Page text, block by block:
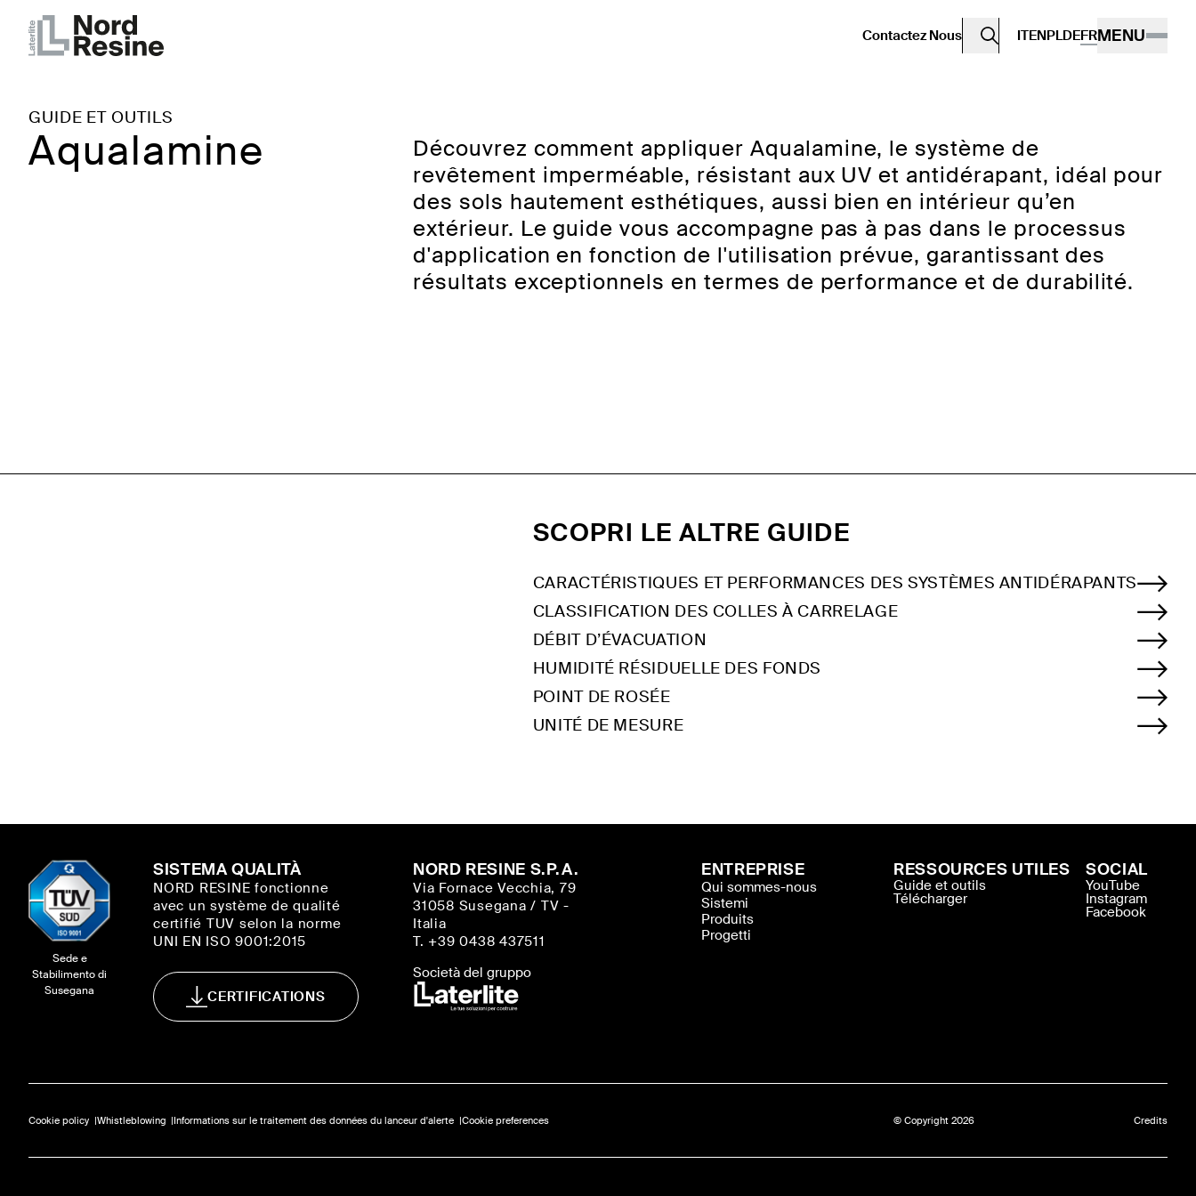
Contactez Nous ITENPLDEFRMENU
GUIDE ET OUTILS
Aqualamine
Découvrez comment appliquer Aqualamine, le système de
revêtement imperméable, résistant aux UV et antidérapant, idéal pour
des sols hautement esthétiques, aussi bien en intérieur qu’en
extérieur. Le guide vous accompagne pas à pas dans le processus
d'application en fonction de l'utilisation prévue, garantissant des
résultats exceptionnels en termes de performance et de durabilité.
SCOPRI LE ALTRE GUIDE
CARACTÉRISTIQUES ET PERFORMANCES DES SYSTÈMES ANTIDÉRAPANTS
CLASSIFICATION DES COLLES À CARRELAGE
DÉBIT D’ÉVACUATION
HUMIDITÉ RÉSIDUELLE DES FONDS
POINT DE ROSÉE
UNITÉ DE MESURE
Sede e
Stabilimento di
Susegana
SISTEMA QUALITÀ
NORD RESINE fonctionne
avec un système de qualité
certifié TUV selon la norme
UNI EN ISO 9001:2015
CERTIFICATIONS
NORD RESINE S.P.A.
Via Fornace Vecchia, 79
31058 Susegana / TV -
Italia
T. +39 0438 437511
Società del gruppo
ENTREPRISE
Qui sommes-nous
Sistemi
Produits
Progetti
RESSOURCES UTILES
Guide et outils
Télécharger
SOCIAL
YouTube
Instagram
Facebook
Cookie policy Whistleblowing Informations sur le traitement des données du lanceur d'alerte Cookie preferences © Copyright 2026 Credits